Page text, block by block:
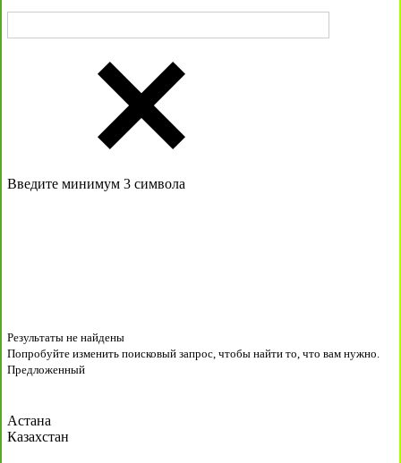
Введите минимум 3 символа
Результаты не найдены
Попробуйте изменить поисковый запрос, чтобы найти то, что вам нужно.
Предложенный
Астана
Казахстан